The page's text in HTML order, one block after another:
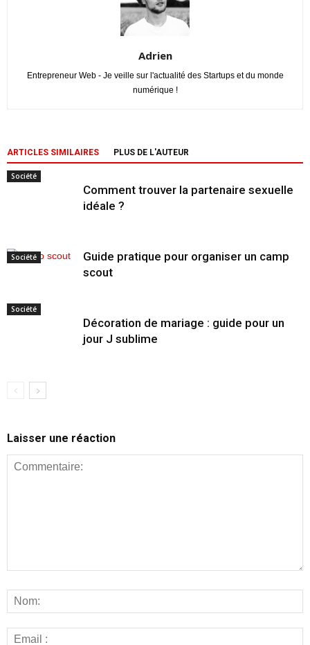
Adrien
Entrepreneur Web - Je veille sur l'actualité des Startups et du monde
numérique !
ARTICLES SIMILAIRES PLUS DE L'AUTEUR
Société
Comment trouver la partenaire sexuelle
idéale ?
Société
Guide pratique pour organiser un camp
scout
Société
Décoration de mariage : guide pour un
jour J sublime
Laisser une réaction